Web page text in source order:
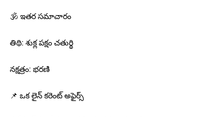
🕉️ ఇతర సమాచారం
తిథి: శుక్ల పక్షం చతుర్థి
నక్షత్రం: భరణి
📌 ఒక లైన్ కరెంట్ అఫైర్స్